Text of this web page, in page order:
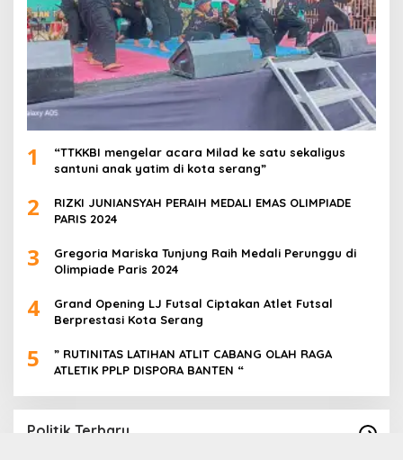
1
“TTKKBI mengelar acara Milad ke satu sekaligus
santuni anak yatim di kota serang”
2
RIZKI JUNIANSYAH PERAIH MEDALI EMAS OLIMPIADE
PARIS 2024
3
Gregoria Mariska Tunjung Raih Medali Perunggu di
Olimpiade Paris 2024
4
Grand Opening LJ Futsal Ciptakan Atlet Futsal
Berprestasi Kota Serang
5
” RUTINITAS LATIHAN ATLIT CABANG OLAH RAGA
ATLETIK PPLP DISPORA BANTEN “
Politik Terbaru